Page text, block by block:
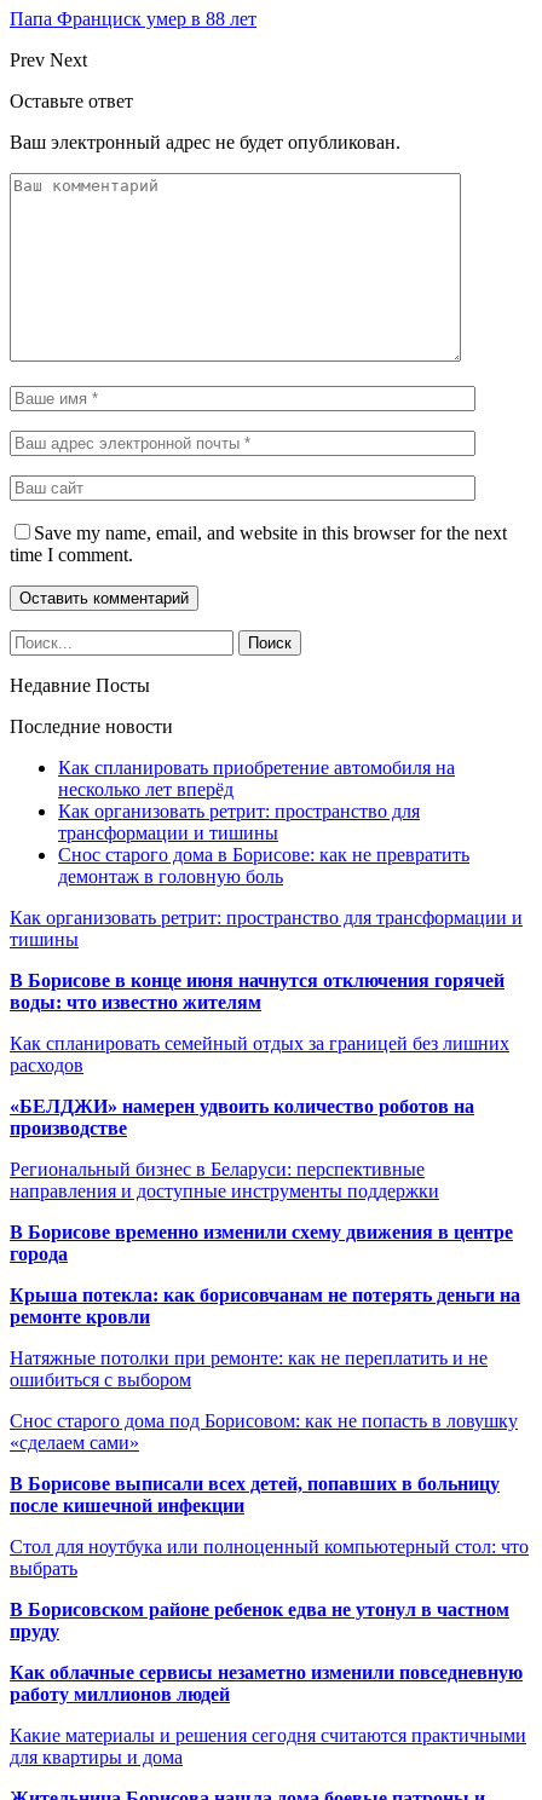
Папа Франциск умер в 88 лет
Prev Next
Оставьте ответ
Ваш электронный адрес не будет опубликован.
Save my name, email, and website in this browser for the next
time I comment.
Недавние Посты
Последние новости
Как спланировать приобретение автомобиля на
несколько лет вперёд
Как организовать ретрит: пространство для
трансформации и тишины
Снос старого дома в Борисове: как не превратить
демонтаж в головную боль
Как организовать ретрит: пространство для трансформации и
тишины
В Борисове в конце июня начнутся отключения горячей
воды: что известно жителям
Как спланировать семейный отдых за границей без лишних
расходов
«БЕЛДЖИ» намерен удвоить количество роботов на
производстве
Региональный бизнес в Беларуси: перспективные
направления и доступные инструменты поддержки
В Борисове временно изменили схему движения в центре
города
Крыша потекла: как борисовчанам не потерять деньги на
ремонте кровли
Натяжные потолки при ремонте: как не переплатить и не
ошибиться с выбором
Снос старого дома под Борисовом: как не попасть в ловушку
«сделаем сами»
В Борисове выписали всех детей, попавших в больницу
после кишечной инфекции
Стол для ноутбука или полноценный компьютерный стол: что
выбрать
В Борисовском районе ребенок едва не утонул в частном
пруду
Как облачные сервисы незаметно изменили повседневную
работу миллионов людей
Какие материалы и решения сегодня считаются практичными
для квартиры и дома